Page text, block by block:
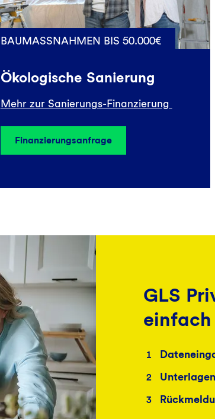
Ökologische Sanierung
Mehr zur Sanierungs-Finanzierung
Finanzierungsanfrage
BAUMASSNAHMEN BIS 50.000€
GLS